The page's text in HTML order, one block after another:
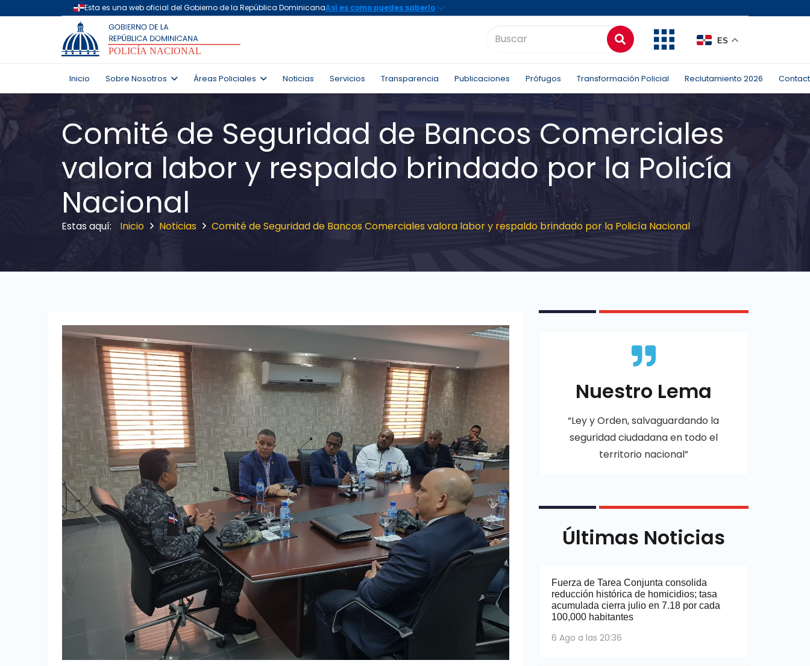
ES
Inicio Sobre Nosotros Áreas Policiales Noticias Servicios Transparencia Publicaciones Prófugos Transformación Policial Reclutamiento 2026
Comité de Seguridad de Bancos Comerciales
valora labor y respaldo brindado por la Policía
Nacional
Inicio Noticias Comité de Seguridad de Bancos Comerciales valora labor y respaldo brindado por la Policía Nacional
Nuestro Lema
“Ley y Orden, salvaguardando la
seguridad ciudadana en todo el
territorio nacional”
Últimas Noticias
Fuerza de Tarea Conjunta consolida
reducción histórica de homicidios; tasa
acumulada cierra julio en 7.18 por cada
100,000 habitantes
6 Ago a las 20:36